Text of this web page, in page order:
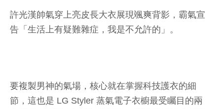
許光漢帥氣穿上亮皮長大衣展現颯爽背影，霸氣宣
告「生活上有疑難雜症，我是不允許的」。
要複製男神的氣場，核心就在掌握科技護衣的細
節，這也是 LG Styler 蒸氣電子衣櫥最受矚目的兩